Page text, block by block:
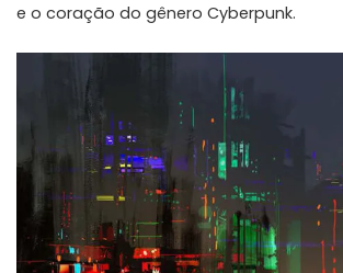
e o coração do gênero Cyberpunk.